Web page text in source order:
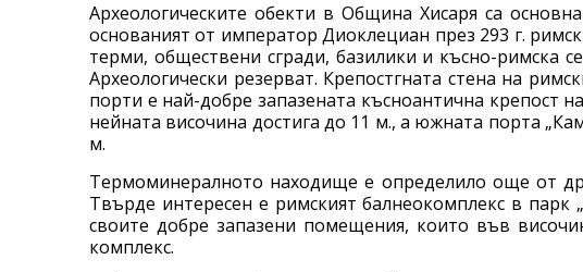
Археологическите обекти в Община Хисаря са
основаният от император Диоклециан през 293 г.
терми, обществени сгради, базилики и късно-римска
Археологически резерват. Крепостгната стена на
порти е най-добре запазената късноантична крепост
нейната височина достига до 11 м., а южната порта
м.
Термоминералното находище е определило още от
Твърде интересен е римският балнеокомплекс в парк
своите добре запазени помещения, които във
комплекс.